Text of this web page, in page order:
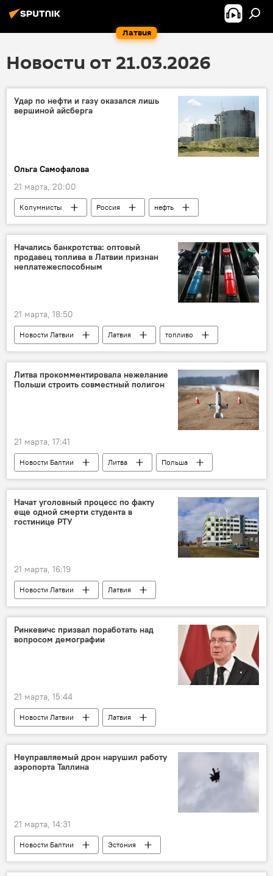
Латвия
Новости от 21.03.2026
Удар по нефти и газу оказался лишь
вершиной айсберга
Ольга Самофалова
21 марта, 20:00
Колумнисты Россия
нефть
США
газ
Начались банкротства: оптовый
продавец топлива в Латвии признан
неплатежеспособным
21 марта, 18:50
Новости Латвии Латвия топливо
Литва прокомментировала нежелание
Польши строить совместный полигон
21 марта, 17:41
Новости Балтии Литва
Польша
полигон
Начат уголовный процесс по факту
еще одной смерти студента в
гостинице РТУ
21 марта, 16:19
Новости Латвии
Латвия
университет
Ринкевичс призвал поработать над
вопросом демографии
21 марта, 15:44
Новости Латвии
Латвия
Эдгарс Ринкевичс
демография
Неуправляемый дрон нарушил работу
аэропорта Таллина
21 марта, 14:31
Новости Балтии
Эстония
аэропорт
Таллинский аэропорт